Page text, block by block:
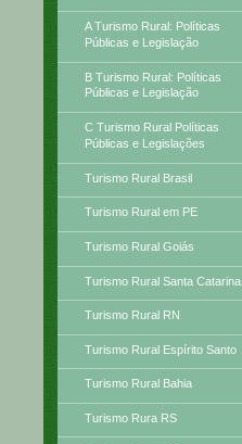
A Turismo Rural: Políticas
Públicas e Legislação
B Turismo Rural: Políticas
Públicas e Legislação
C Turismo Rural Políticas
Públicas e Legislações
Turismo Rural Brasil
Turismo Rural em PE
Turismo Rural Goiás
Turismo Rural Santa Catarina
Turismo Rural RN
Turismo Rural Espírito Santo
Turismo Rural Bahia
Turismo Rura RS